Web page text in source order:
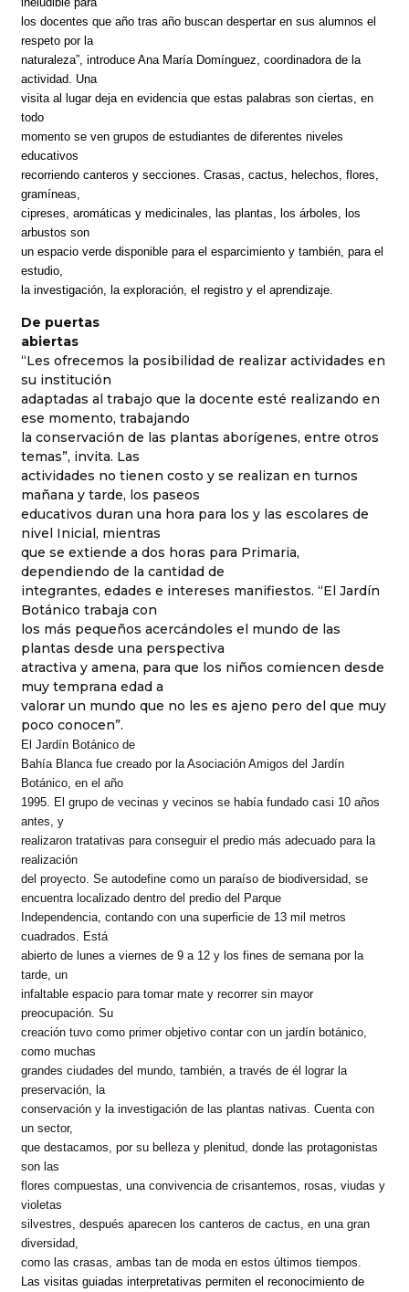
los docentes que año tras año buscan despertar en sus alumnos el
respeto por la
naturaleza”, introduce Ana María Domínguez, coordinadora de la
actividad. Una
visita al lugar deja en evidencia que estas palabras son ciertas, en
todo
momento se ven grupos de estudiantes de diferentes niveles
educativos
recorriendo canteros y secciones. Crasas, cactus, helechos, flores,
gramíneas,
cipreses, aromáticas y medicinales, las plantas, los árboles, los
arbustos son
un espacio verde disponible para el esparcimiento y también, para el
estudio,
la investigación, la exploración, el registro y el aprendizaje.
De puertas
abiertas
“Les ofrecemos la posibilidad de realizar actividades en
su institución
adaptadas al trabajo que la docente esté realizando en
ese momento, trabajando
la conservación de las plantas aborígenes, entre otros
temas”, invita. Las
actividades no tienen costo y se realizan en turnos
mañana y tarde, los paseos
educativos duran una hora para los y las escolares de
nivel Inicial, mientras
que se extiende a dos horas para Primaria,
dependiendo de la cantidad de
integrantes, edades e intereses manifiestos. “El Jardín
Botánico trabaja con
los más pequeños acercándoles el mundo de las
plantas desde una perspectiva
atractiva y amena, para que los niños comiencen desde
muy temprana edad a
valorar un mundo que no les es ajeno pero del que muy
poco conocen”.
El Jardín Botánico de
Bahía Blanca fue creado por la Asociación Amigos del Jardín
Botánico, en el año
1995. El grupo de vecinas y vecinos se había fundado casi 10 años
antes, y
realizaron tratativas para conseguir el predio más adecuado para la
realización
del proyecto. Se autodefine como un paraíso de biodiversidad, se
encuentra localizado dentro del predio del Parque
Independencia, contando con una superficie de 13 mil metros
cuadrados. Está
abierto de lunes a viernes de 9 a 12 y los fines de semana por la
tarde, un
infaltable espacio para tomar mate y recorrer sin mayor
preocupación. Su
creación tuvo como primer objetivo contar con un jardín botánico,
como muchas
grandes ciudades del mundo, también, a través de él lograr la
preservación, la
conservación y la investigación de las plantas nativas. Cuenta con
un sector,
que destacamos, por su belleza y plenitud, donde las protagonistas
son las
flores compuestas, una convivencia de crisantemos, rosas, viudas y
violetas
silvestres, después aparecen los canteros de cactus, en una gran
diversidad,
como las crasas, ambas tan de moda en estos últimos tiempos.
Las visitas guiadas interpretativas permiten el reconocimiento de